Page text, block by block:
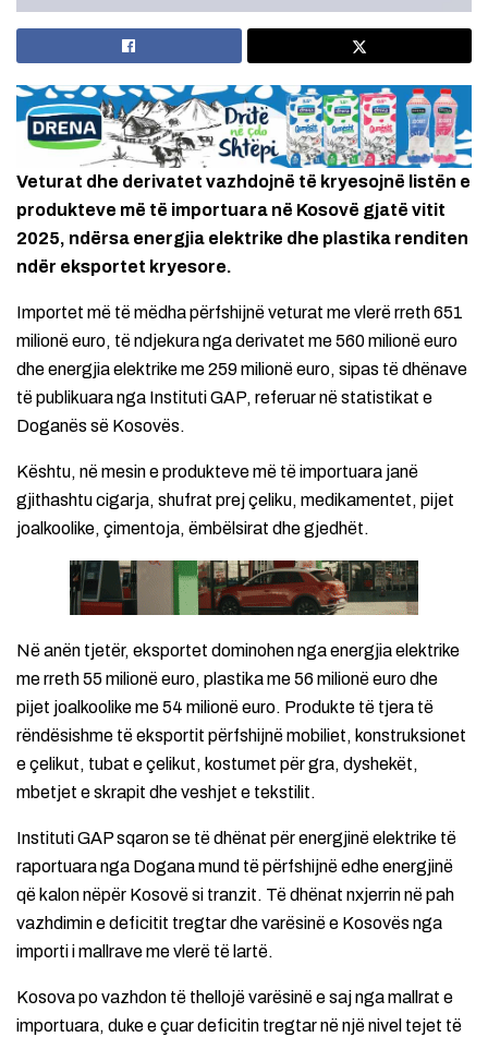
Veturat dhe derivatet vazhdojnë të kryesojnë listën e
produkteve më të importuara në Kosovë gjatë vitit
2025, ndërsa energjia elektrike dhe plastika renditen
ndër eksportet kryesore.
Importet më të mëdha përfshijnë veturat me vlerë rreth 651
milionë euro, të ndjekura nga derivatet me 560 milionë euro
dhe energjia elektrike me 259 milionë euro, sipas të dhënave
të publikuara nga Instituti GAP, referuar në statistikat e
Doganës së Kosovës.
Kështu, në mesin e produkteve më të importuara janë
gjithashtu cigarja, shufrat prej çeliku, medikamentet, pijet
joalkoolike, çimentoja, ëmbëlsirat dhe gjedhët.
Në anën tjetër, eksportet dominohen nga energjia elektrike
me rreth 55 milionë euro, plastika me 56 milionë euro dhe
pijet joalkoolike me 54 milionë euro. Produkte të tjera të
rëndësishme të eksportit përfshijnë mobiliet, konstruksionet
e çelikut, tubat e çelikut, kostumet për gra, dyshekët,
mbetjet e skrapit dhe veshjet e tekstilit.
Instituti GAP sqaron se të dhënat për energjinë elektrike të
raportuara nga Dogana mund të përfshijnë edhe energjinë
që kalon nëpër Kosovë si tranzit. Të dhënat nxjerrin në pah
vazhdimin e deficitit tregtar dhe varësinë e Kosovës nga
importi i mallrave me vlerë të lartë.
Kosova po vazhdon të thellojë varësinë e saj nga mallrat e
importuara, duke e çuar deficitin tregtar në një nivel tejet të